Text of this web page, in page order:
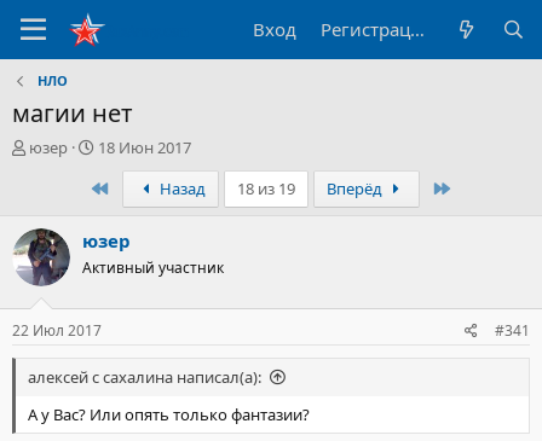
Вход Регистрация
НЛО
магии нет
А
р
т
е
м
ы
юзер
Д
т
н
а
ч
л
а
18 Июн 2017
ПервыйНазад 18 из 19 Вперёд
юзер
Активный участник
22 Июл 2017 #341
алексей с сахалина написал(а):
А у Вас? Или опять только фантазии?